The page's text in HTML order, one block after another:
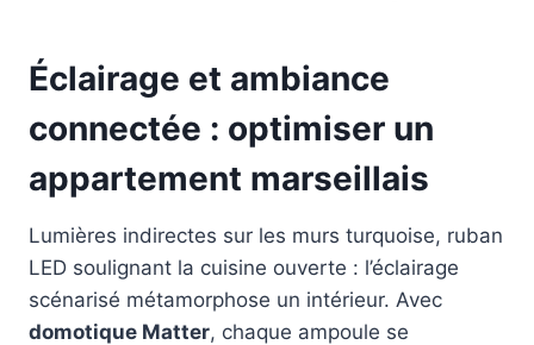
Éclairage et ambiance
connectée : optimiser un
appartement marseillais
Lumières indirectes sur les murs turquoise, ruban
LED soulignant la cuisine ouverte : l’éclairage
scénarisé métamorphose un intérieur. Avec
domotique Matter, chaque ampoule se